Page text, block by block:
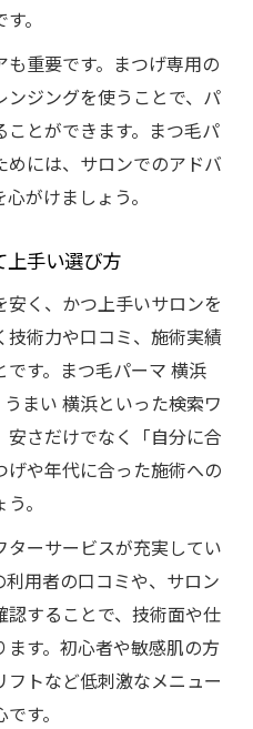
。
重要です。まつげ専用の
ジングを使うことで、パ
とができます。まつ毛パ
には、サロンでのアドバ
がけましょう。
上手い選び方
く、かつ上手いサロンを
術力や口コミ、施術実績
す。まつ毛パーマ 横浜
まい 横浜といった検索ワ
さだけでなく「自分に合
げや年代に合った施術への
。
ターサービスが充実してい
用者の口コミや、サロン
することで、技術面や仕
す。初心者や敏感肌の方
トなど低刺激なメニュー
す。